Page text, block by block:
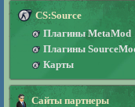
CS:Source
Плагины MetaMod
Плагины
Карты
Сайты партнеры